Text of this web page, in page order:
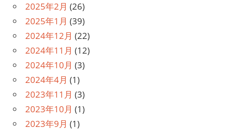
2025年2月 (26)
2025年1月 (39)
2024年12月 (22)
2024年11月 (12)
2024年10月 (3)
2024年4月 (1)
2023年11月 (3)
2023年10月 (1)
2023年9月 (1)